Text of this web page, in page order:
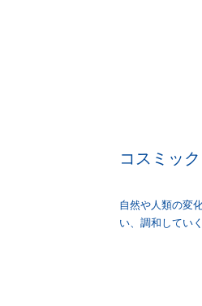
コスミッ
自然や人類の変
い、調和してい